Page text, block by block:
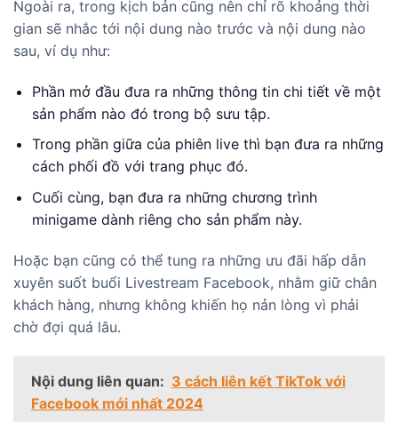
Ngoài ra, trong kịch bản cũng nên chỉ rõ khoảng thời
gian sẽ nhắc tới nội dung nào trước và nội dung nào
sau, ví dụ như:
Phần mở đầu đưa ra những thông tin chi tiết về một
sản phẩm nào đó trong bộ sưu tập.
Trong phần giữa của phiên live thì bạn đưa ra những
cách phối đồ với trang phục đó.
Cuối cùng, bạn đưa ra những chương trình
minigame dành riêng cho sản phẩm này.
Hoặc bạn cũng có thể tung ra những ưu đãi hấp dẫn
xuyên suốt buổi Livestream Facebook, nhằm giữ chân
khách hàng, nhưng không khiến họ nản lòng vì phải
chờ đợi quá lâu.
Nội dung liên quan: 3 cách liên kết TikTok với
Facebook mới nhất 2024